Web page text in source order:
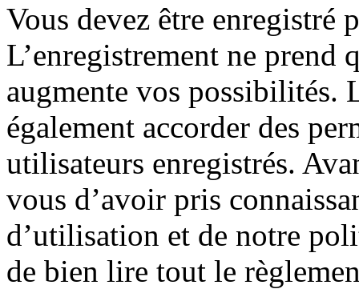
Vous devez être enregistré
L’enregistrement ne prend
augmente vos possibilités.
également accorder des
utilisateurs enregistrés.
vous d’avoir pris
d’utilisation et de notre
de bien lire tout le